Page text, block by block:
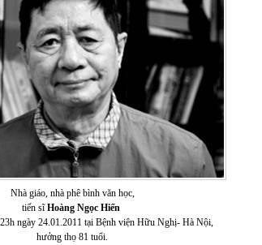
Nhà giáo, nhà phê bình văn học,
tiến sĩHoàng Ngọc Hiến
ngày 24.01.2011 tại Bệnh viện Hữu Nghị- Hà Nội,
hưởng thọ 81 tuổi.